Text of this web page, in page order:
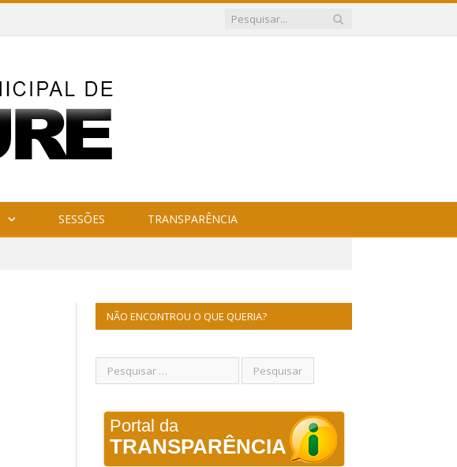
SESSÕES TRANSPARÊNCIA
NÃO ENCONTROU O QUE QUERIA?
Portal da
TRANSPARÊNCIA